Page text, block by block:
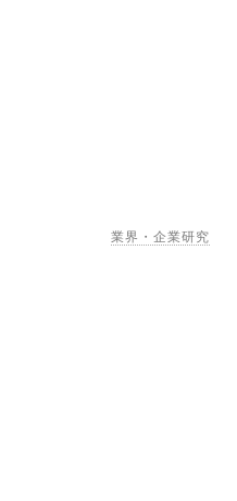
業界・企業研究